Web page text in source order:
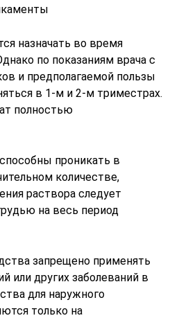
назначать во время
по показаниям врача с
и предполагаемой пользы
в 1-м и 2-м триместрах.
полностью
проникать в
количестве,
раствора следует
на весь период
запрещено применять
или других заболеваний в
для наружного
только на